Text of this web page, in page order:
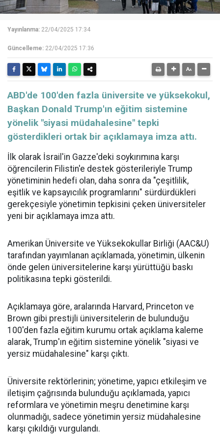
Yayınlanma: 22/04/2025 17:34
Güncelleme: 22/04/2025 17:36
ABD'de 100'den fazla üniversite ve yüksekokul,
Başkan Donald Trump'ın eğitim sistemine
yönelik "siyasi müdahalesine" tepki
gösterdikleri ortak bir açıklamaya imza attı.
İlk olarak İsrail'in Gazze'deki soykırımına karşı
öğrencilerin Filistin'e destek gösterileriyle Trump
yönetiminin hedefi olan, daha sonra da "çeşitlilik,
eşitlik ve kapsayıcılık programlarını" sürdürdükleri
gerekçesiyle yönetimin tepkisini çeken üniversiteler
yeni bir açıklamaya imza attı.
Amerikan Üniversite ve Yüksekokullar Birliği (AAC&U)
tarafından yayımlanan açıklamada, yönetimin, ülkenin
önde gelen üniversitelerine karşı yürüttüğü baskı
politikasına tepki gösterildi.
Açıklamaya göre, aralarında Harvard, Princeton ve
Brown gibi prestijli üniversitelerin de bulunduğu
100'den fazla eğitim kurumu ortak açıklama kaleme
alarak, Trump'ın eğitim sistemine yönelik "siyasi ve
yersiz müdahalesine" karşı çıktı.
Üniversite rektörlerinin; yönetime, yapıcı etkileşim ve
iletişim çağrısında bulunduğu açıklamada, yapıcı
reformlara ve yönetimin meşru denetimine karşı
olunmadığı, sadece yönetimin yersiz müdahalesine
karşı çıkıldığı vurgulandı.